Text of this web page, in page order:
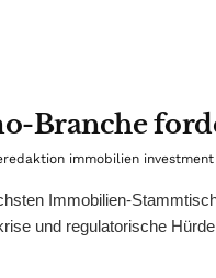
Branche
immobilien investment
Immobilien-
und regulatorische